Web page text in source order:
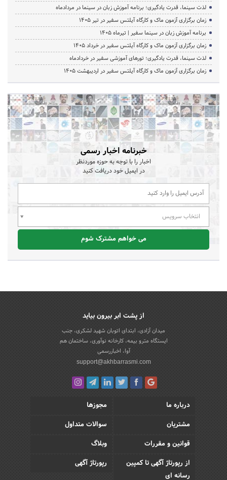
لذت سینما، قدرت یادگیری؛ برنامه آموزش زبان در سینما در مردادماه
زمان برگزاری آزمون ماک و کارگاه آیلتس سفیر در تیر 1405
برنامه آموزش زبان در سینما سفیر | تیرماه ۱۴۰۵
زمان برگزاری آزمون ماک و کارگاه آیلتس سفیر در خرداد 1405
لذت سینما، قدرت یادگیری؛ تورهای آموزشی سفیر در خردادماه
زمان برگزاری آزمون ماک و کارگاه آیلتس سفیر در اردیبهشت 1405
خبرنامه اخبار رسمی
اخبار را با توجه به حوزه موردنظر
در ایمیل خود دریافت کنید
انتخاب سرویس
می خواهم مشترک شوم
از پشت ابر بیرون بیاید
میدان آزادی، ابتدای اتوبان شهید لشکری، جنب
ایستگاه مترو بیمه، کارخانه نوآوری، ساختمان هم
آوا، اخباررسمی
support@akhbarrasmi.com
درباره ما
مجوزها
مشتریان
سوالات متداول
قوانین و مقررات
وبلاگ
از رپورتاژ آگهی تا کمپین
رسانه ای
رپورتاژ آگهی